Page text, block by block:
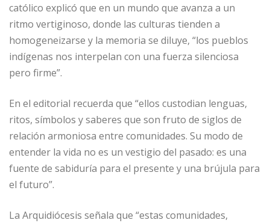
católico explicó que en un mundo que avanza a un
ritmo vertiginoso, donde las culturas tienden a
homogeneizarse y la memoria se diluye, “los pueblos
indígenas nos interpelan con una fuerza silenciosa
pero firme”.
En el editorial recuerda que “ellos custodian lenguas,
ritos, símbolos y saberes que son fruto de siglos de
relación armoniosa entre comunidades. Su modo de
entender la vida no es un vestigio del pasado: es una
fuente de sabiduría para el presente y una brújula para
el futuro”.
La Arquidiócesis señala que “estas comunidades,